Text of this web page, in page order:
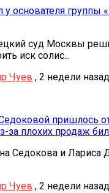
у основателя группы
суд Москвы
иск солис...
Чуев , 2 недели назад
пришлось
за плохих продаж
Седокова и Лариса
Чуев , 2 недели назад